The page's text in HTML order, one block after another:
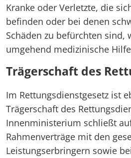
Kranke oder Verletzte, die
befinden oder bei denen
Schäden zu befürchten sind,
umgehend medizinische
Trägerschaft des
Im Rettungsdienstgesetz ist
Trägerschaft des
Innenministerium schließt
Rahmenverträge mit den
Leistungserbringern sowie